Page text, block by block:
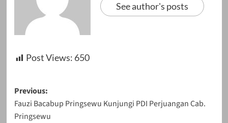
See author's posts
Post Views: 650
Post
navigation
Previous:
Fauzi Bacabup Pringsewu Kunjungi PDI Perjuangan Cab.
Pringsewu